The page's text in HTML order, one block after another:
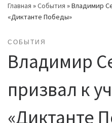
Главная »События »Владимир
«Диктанте Победы»
СОБЫТИЯ
Владимир
призвал к
«Диктанте